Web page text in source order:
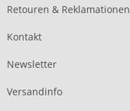
Retouren & Reklamationen
Kontakt
Newsletter
Versandinfo